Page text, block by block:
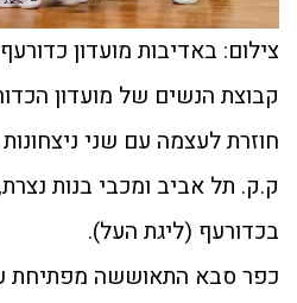
צילום: באדיבות מועדון
קבוצת הנשים של מועדון
חוזרת לעצמה עם שני
ק.ק. תל אביב ומכבי בנות
בכדורעף (ליגת העל).
כפר סבא התאוששה מפתיחת